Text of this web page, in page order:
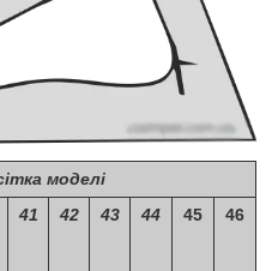
моделі
41 42 43 44 45 46